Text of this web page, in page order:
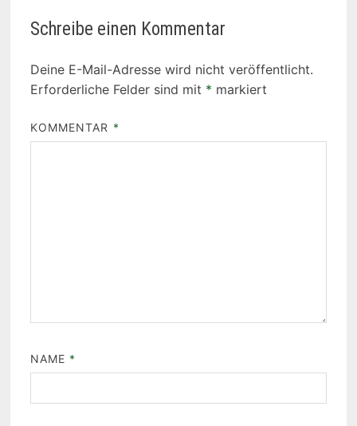
Schreibe einen Kommentar
Deine E-Mail-Adresse wird nicht veröffentlicht.
Erforderliche Felder sind mit * markiert
KOMMENTAR *
NAME *